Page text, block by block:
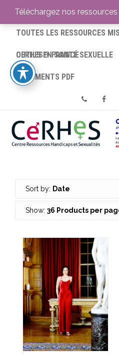
ACCUEIL
TOUTES LES RESSOURCES
CERHES® FRANCE
OUTILS EN SANTÉ SEXUELLE
DOCUMENTS PDF
Phone
Sort by: Date
Show: 36 Products per
Téléchargez nos